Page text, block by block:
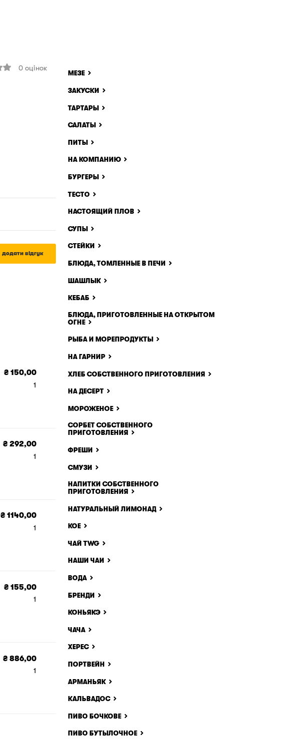
0 оцінок
додати відгук
₴ 150,00
1
₴ 292,00
1
₴ 1140,00
1
₴ 155,00
1
₴ 886,00
1
МЕЗЕ
ЗАКУСКИ
ТАРТАРЫ
САЛАТЫ
ПИТЫ
НА КОМПАНИЮ
БУРГЕРЫ
ТЕСТО
НАСТОЯЩИЙ ПЛОВ
СУПЫ
СТЕЙКИ
БЛЮДА, ТОМЛЕННЫЕ В ПЕЧИ
ШАШЛЫК
КЕБАБ
БЛЮДА, ПРИГОТОВЛЕННЫЕ НА ОТКРЫТОМ
ОГНЕ
РЫБА И МОРЕПРОДУКТЫ
НА ГАРНИР
ХЛЕБ СОБСТВЕННОГО ПРИГОТОВЛЕНИЯ
НА ДЕСЕРТ
МОРОЖЕНОЕ
СОРБЕТ СОБСТВЕННОГО
ПРИГОТОВЛЕНИЯ
ФРЕШИ
СМУЗИ
НАПИТКИ СОБСТВЕННОГО
ПРИГОТОВЛЕНИЯ
НАТУРАЛЬНЫЙ ЛИМОНАД
КОЕ
ЧАЙ TWG
НАШИ ЧАИ
ВОДА
БРЕНДИ
КОНЬЯКЭ
ЧАЧА
ХЕРЕС
ПОРТВЕЙН
АРМАНЬЯК
КАЛЬВАДОС
ПИВО БОЧКОВЕ
ПИВО БУТЫЛОЧНОЕ
x
додати ще одне
видалити